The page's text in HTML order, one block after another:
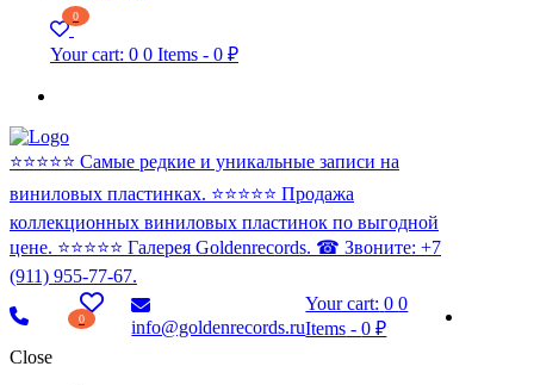
0
Your cart: 0 0 Items - 0 ₽
⭐️⭐️⭐️⭐️⭐️ Самые редкие и уникальные записи на
виниловых пластинках. ⭐️⭐️⭐️⭐️⭐️ Продажа
коллекционных виниловых пластинок по выгодной
цене. ⭐️⭐️⭐️⭐️⭐️ Галерея Goldenrecords. ☎ Звоните: +7
(911) 955-77-67.
0 info@goldenrecords.ru
Your cart: 00
Items -0 ₽
Close